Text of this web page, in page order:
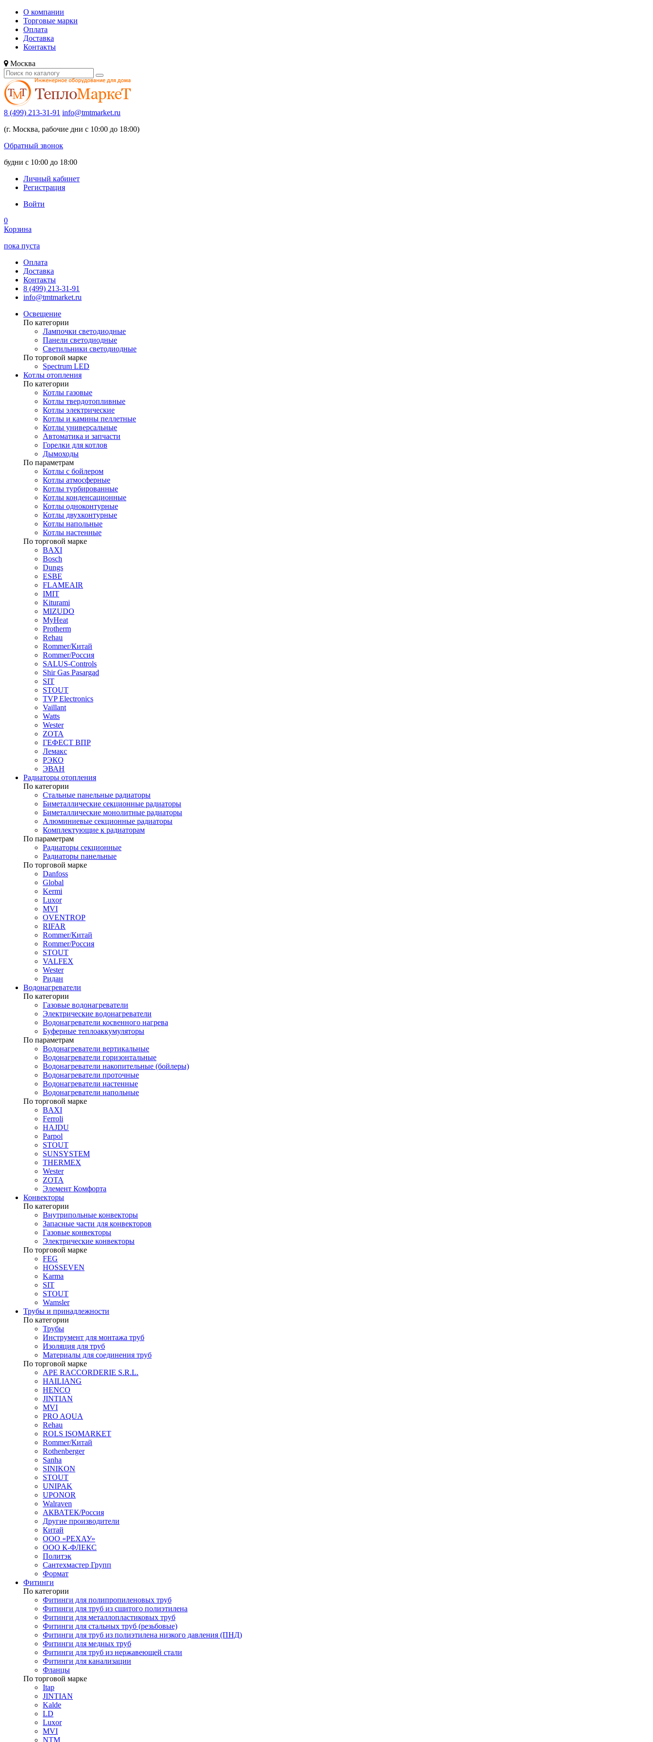
О компании
Торговые марки
Оплата
Доставка
Контакты
Москва
8 (499) 213-31-91 info@tmtmarket.ru
(г. Москва, рабочие дни с 10:00 до 18:00)
Обратный звонок
будни с 10:00 до 18:00
Личный кабинет
Регистрация
Войти
0
Корзина
пока пуста
Оплата
Доставка
Контакты
8 (499) 213-31-91
info@tmtmarket.ru
Освещение
По категории
Лампочки светодиодные
Панели светодиодные
Светильники светодиодные
По торговой марке
Spectrum LED
Котлы отопления
По категории
Котлы газовые
Котлы твердотопливные
Котлы электрические
Котлы и камины пеллетные
Котлы универсальные
Автоматика и запчасти
Горелки для котлов
Дымоходы
По параметрам
Котлы с бойлером
Котлы атмосферные
Котлы турбированные
Котлы конденсационные
Котлы одноконтурные
Котлы двухконтурные
Котлы напольные
Котлы настенные
По торговой марке
BAXI
Bosch
Dungs
ESBE
FLAMEAIR
IMIT
Kiturami
MIZUDO
MyHeat
Protherm
Rehau
Rommer/Китай
Rommer/Россия
SALUS-Controls
Shir Gas Pasargad
SIT
STOUT
TVP Electronics
Vaillant
Watts
Wester
ZOTA
ГЕФЕСТ ВПР
Лемакс
РЭКО
ЭВАН
Радиаторы отопления
По категории
Стальные панельные радиаторы
Биметаллические секционные радиаторы
Биметаллические монолитные радиаторы
Алюминиевые секционные радиаторы
Комплектующие к радиаторам
По параметрам
Радиаторы секционные
Радиаторы панельные
По торговой марке
Danfoss
Global
Kermi
Luxor
MVI
OVENTROP
RIFAR​
Rommer/Китай
Rommer/Россия
STOUT
VALFEX
Wester
Ридан
Водонагреватели
По категории
Газовые водонагреватели
Электрические водонагреватели
Водонагреватели косвенного нагрева
Буферные теплоаккумуляторы
По параметрам
Водонагреватели вертикальные
Водонагреватели горизонтальные
Водонагреватели накопительные (бойлеры)
Водонагреватели проточные
Водонагреватели настенные
Водонагреватели напольные
По торговой марке
BAXI
Ferroli
HAJDU
Parpol
STOUT
SUNSYSTEM
THERMEX
Wester
ZOTA
Элемент Комфорта
Конвекторы
По категории
Внутрипольные конвекторы
Запасные части для конвекторов
Газовые конвекторы
Электрические конвекторы
По торговой марке
FEG
HOSSEVEN
Karma
SIT
STOUT
Wamsler
Трубы и принадлежности
По категории
Трубы
Инструмент для монтажа труб
Изоляция для труб
Материалы для соединения труб
По торговой марке
APE RACCORDERIE S.R.L.
HAILIANG
HENCO
JINTIAN
MVI
PRO AQUA
Rehau
ROLS ISOMARKET
Rommer/Китай
Rothenberger
Sanha
SINIKON
STOUT
UNIPAK
UPONOR
Walraven
АКВАТЕК/Россия
Другие производители
Китай
ООО «РЕХАУ»
ООО К-ФЛЕКС
Политэк
Сантехмастер Групп
Формат
Фитинги
По категории
Фитинги для полипропиленовых труб
Фитинги для труб из сшитого полиэтилена
Фитинги для металлопластиковых труб
Фитинги для стальных труб (резьбовые)
Фитинги для труб из полиэтилена низкого давления (ПНД)
Фитинги для медных труб
Фитинги для труб из нержавеющей стали
Фитинги для канализации
Фланцы
По торговой марке
Itap
JINTIAN
Kalde
LD
Luxor
MVI
NTM